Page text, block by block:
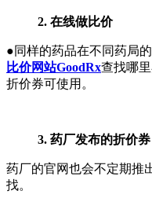
2. 在线做比价
●同样的药品在不同药局
比价网站GoodRx查找哪
折价券可使用。
3. 药厂发布的折价券
药厂的官网也会不定期推
找。